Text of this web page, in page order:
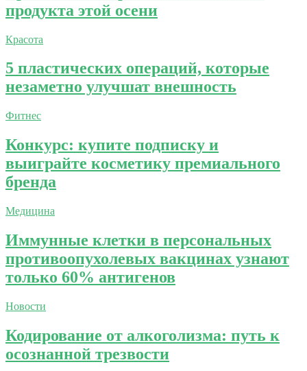
продукта этой осени
Красота
5 пластических операций, которые
незаметно улучшат внешность
Фитнес
Конкурс: купите подписку и
выиграйте косметику премиального
бренда
Медицина
Иммунные клетки в персональных
противоопухолевых вакцинах узнают
только 60% антигенов
Новости
Кодирование от алкоголизма: путь к
осознанной трезвости